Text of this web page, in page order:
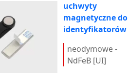
uchwyty
magnetyczne do
identyfikatorów
neodymowe -
NdFeB [UI]